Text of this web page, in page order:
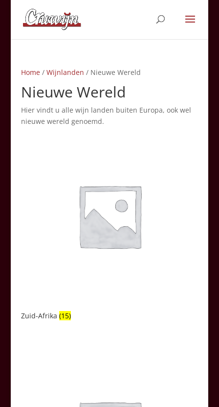
Home/ Wijnlanden / Nieuwe Wereld
Nieuwe Wereld
Hier vindt u alle wijn landen buiten Europa, ook wel
nieuwe wereld genoemd.
Zuid-Afrika (15)